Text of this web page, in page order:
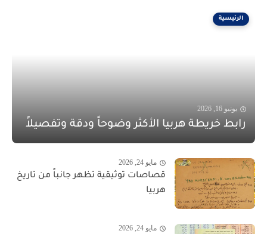
الرئيسية
يونيو 16, 2026
رابط خريطة هربيا الأكثر وضوحاً ودقة وتفصيلاً
مايو 24, 2026
قصاصات توثيقية تظهر جانباً من تاريخ
هربيا
مايو 24, 2026